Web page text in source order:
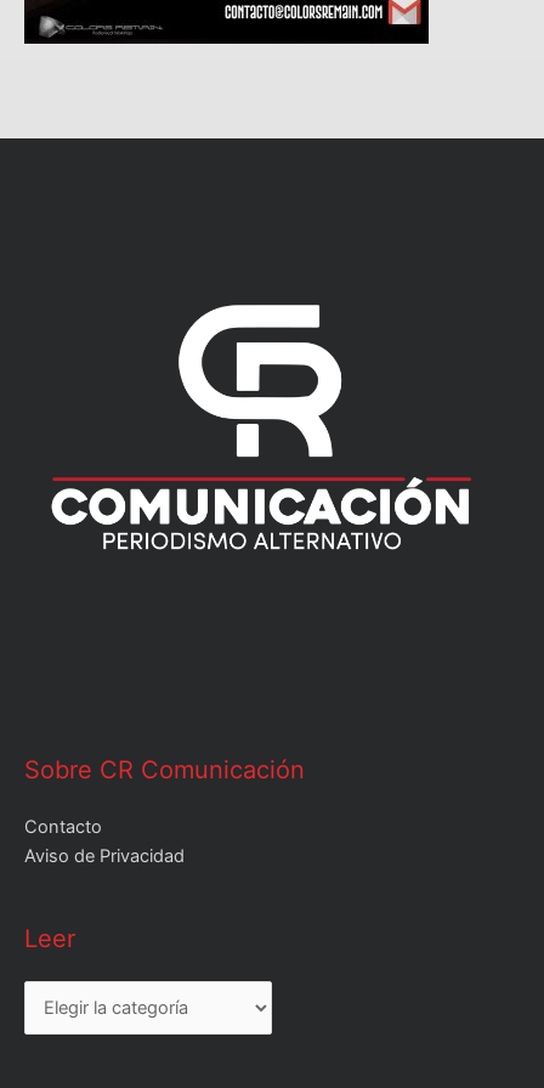
Sobre CR Comunicación
Contacto
Aviso de Privacidad
Leer
Leer